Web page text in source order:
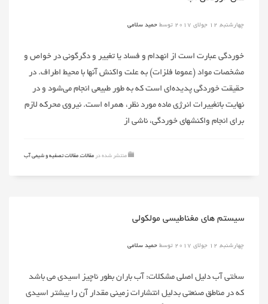
چهارشنبه, 12 جولای 2017 توسط حمید سلامی
خوردگی‌ عبارت‌ است‌ از انهدام‌ و فساد یا تغییر و دگرگونی‌ در خواص‌ و
مشخصات‌ مواد (عموما فلزات‌) به‌ علت‌ واکنش‌ آنها با محیط اطراف‌. در
حقیقت‌ خوردگی‌ پدیده‌ای‌ است‌ که‌ به‌ طور طبیعی‌ انجام‌ می‌شود و در
نهایت‌ باتغییرات‌ انرژی‌ ماده‌ مورد نظر، همراه‌ است‌. نیروی‌ محرکه‌ لازم‌
برای‌ انجام‌ واکنشهای‌ خوردگی‌، ناشی‌ از
منتشر شده در مقالات, مقالات تصفیه و شیمی آب
سیستم های مغناطیسی مولکولی
چهارشنبه, 12 جولای 2017 توسط حمید سلامی
سختی آب دلیل اصلی مشکلات: آب باران بطور ناچیز اسیدی می باشد
که در مناطق صنعتی بدلیل انتشارات زمینی مقدار آن را بیشتر اسیدی